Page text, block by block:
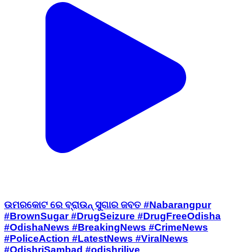
ଉମରକୋଟ ରେ ବ୍ରାଉନ୍ ସୁଗାର ଜବତ #Nabarangpur
#BrownSugar #DrugSeizure #DrugFreeOdisha
#OdishaNews #BreakingNews #CrimeNews
#PoliceAction #LatestNews #ViralNews
#OdishriSambad #odishrilive